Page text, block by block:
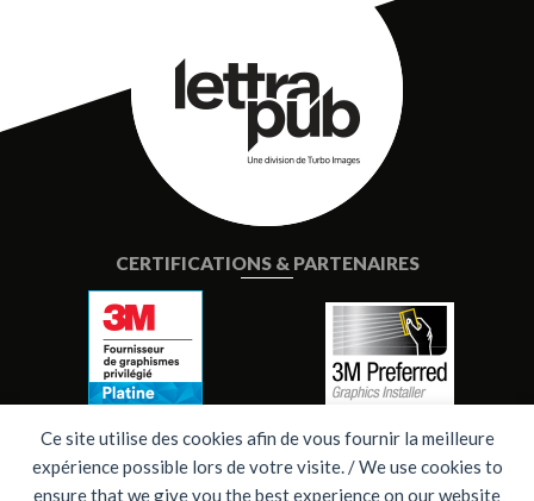
Ce site utilise des cookies afin de vous fournir la meilleure
expérience possible lors de votre visite. / We use cookies to
ensure that we give you the best experience on our website
CERTIFICATIONS & PARTENAIRES